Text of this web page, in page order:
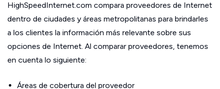
HighSpeedInternet.com compara proveedores de Internet
dentro de ciudades y áreas metropolitanas para brindarles
a los clientes la información más relevante sobre sus
opciones de Internet. Al comparar proveedores, tenemos
en cuenta lo siguiente:
Áreas de cobertura del proveedor